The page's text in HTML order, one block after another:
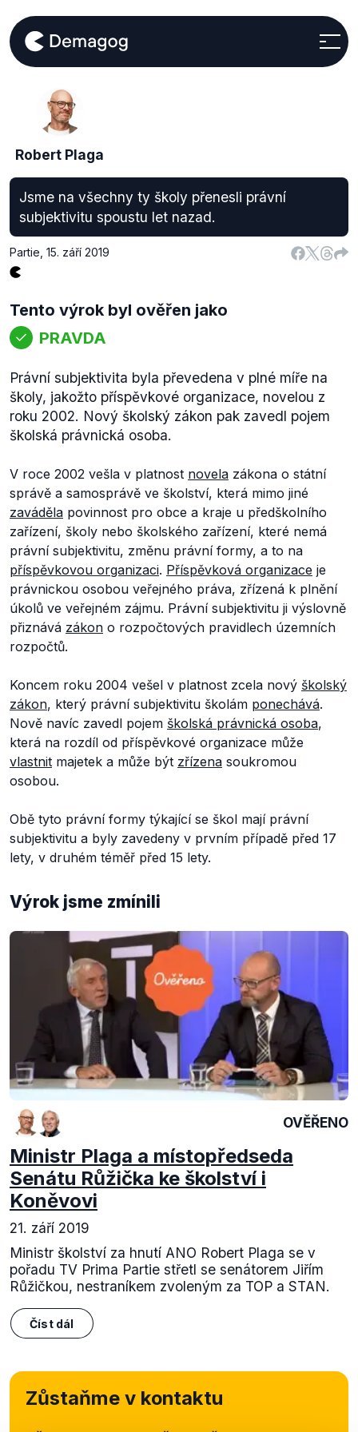
Robert Plaga
Jsme na všechny ty školy přenesli právní
subjektivitu spoustu let nazad.
Partie 15. září 2019
Tento výrok byl ověřen jako
PRAVDA
Právní subjektivita byla převedena v plné míře na
školy, jakožto příspěvkové organizace, novelou z
roku 2002. Nový školský zákon pak zavedl pojem
školská právnická osoba.
V roce 2002 vešla v platnost novela zákona o státní
správě a samosprávě ve školství, která mimo jiné
zaváděla povinnost pro obce a kraje u předškolního
zařízení, školy nebo školského zařízení, které nemá
právní subjektivitu, změnu právní formy, a to na
příspěvkovou organizaci. Příspěvková organizace je
právnickou osobou veřejného práva, zřízená k plnění
úkolů ve veřejném zájmu. Právní subjektivitu ji výslovně
přiznává zákon o rozpočtových pravidlech územních
rozpočtů.
Koncem roku 2004 vešel v platnost zcela nový školský
zákon, který právní subjektivitu školám ponechává.
Nově navíc zavedl pojem školská právnická osoba,
která na rozdíl od příspěvkové organizace může
vlastnit majetek a může být zřízena soukromou
osobou.
Obě tyto právní formy týkající se škol mají právní
subjektivitu a byly zavedeny v prvním případě před 17
lety, v druhém téměř před 15 lety.
Výrok jsme zmínili
OVĚŘENO
Ministr Plaga a místopředseda
Senátu Růžička ke školství i
Koněvovi
21. září 2019
Ministr školství za hnutí ANO Robert Plaga se v
pořadu TV Prima Partie střetl se senátorem Jiřím
Růžičkou, nestraníkem zvoleným za TOP a STAN.
Číst dál
Zůstaňme v kontaktu